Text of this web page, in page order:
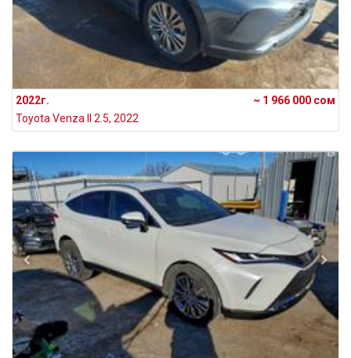
2022г.
~ 1 966 000 сом
Toyota Venza II 2.5, 2022